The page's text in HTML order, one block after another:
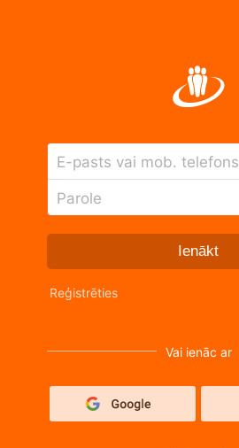
E-pasts vai mob. telefons
Parole
Ienākt
Reģistrēties
Vai ienāc ar